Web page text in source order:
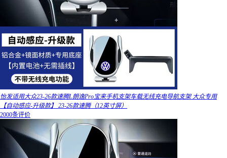
怡发适用大众23-26款速腾L朗逸Pro宝来手机支架车载无线充电导航支架 大众专用
【自动感应-升级款】 23-26款速腾（12英寸屏）
2000条评价